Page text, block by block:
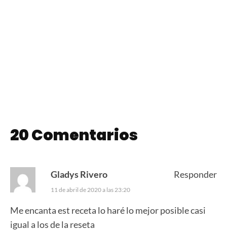
20 Comentarios
Gladys Rivero
11 de abril de 2020 a las 23:20
Me encanta est receta lo haré lo mejor posible casi
igual a los de la reseta
Responder